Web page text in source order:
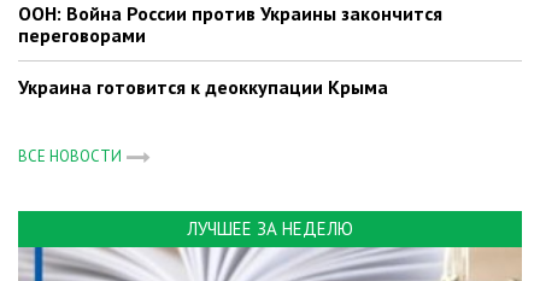
ООН: Война России против Украины закончится
переговорами
Украина готовится к деоккупации Крыма
ВСЕ НОВОСТИ
ЛУЧШЕЕ ЗА НЕДЕЛЮ